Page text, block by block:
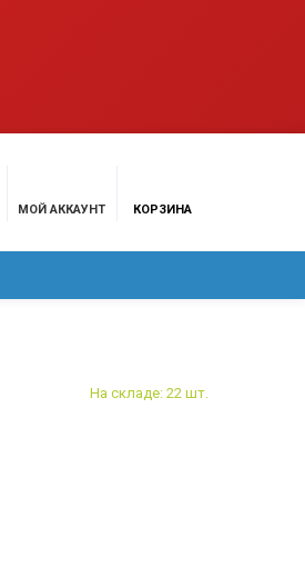
МОЙ АККАУНТ КОРЗИНА
На складе: 22 шт.